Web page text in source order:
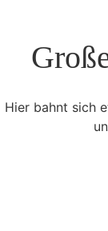
Hier bahnt sich